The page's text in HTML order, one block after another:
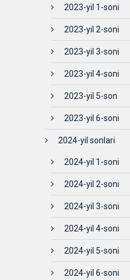
2023-yil 1-soni
2023-yil 2-soni
2023-yil 3-soni
2023-yil 4-soni
2023-yil 5-son
2023-yil 6-soni
2024-yil sonlari
2024-yil 1-soni
2024-yil 2-soni
2024-yil 3-soni
2024-yil 4-soni
2024-yil 5-soni
2024-yil 6-soni